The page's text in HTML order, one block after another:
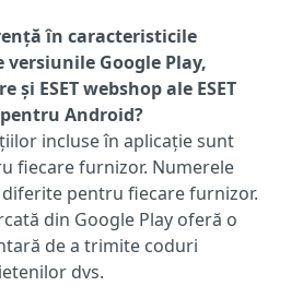
în caracteristicile
Google Play,
și ESET webshop ale ESET
Android?
incluse în aplicație sunt
fiecare furnizor. Numerele
pentru fiecare furnizor.
din Google Play oferă o
de a trimite coduri
dvs.